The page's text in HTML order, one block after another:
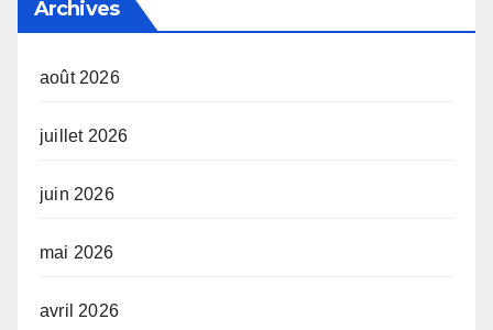
Archives
août 2026
juillet 2026
juin 2026
mai 2026
avril 2026